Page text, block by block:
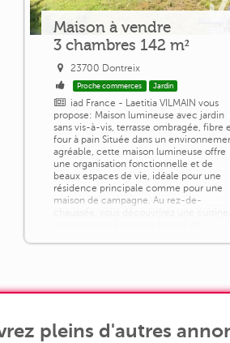
Maison à vendre
3 chambres 142 m²
23700 Dontreix
Proche commerces Jardin
iad France - Laetitia VILMAIN vous
propose: Maison lumineuse avec jardin
sans vis-à-vis, terrasse ombragée, fibre
four à pain Située dans un
agréable, cette maison lumineuse offre
une organisation fonctionnelle et de
beaux espaces de vie, idéale pour une
résidence principale comme pour une
maison de campagne. Au rez-de-
pleins d'autres